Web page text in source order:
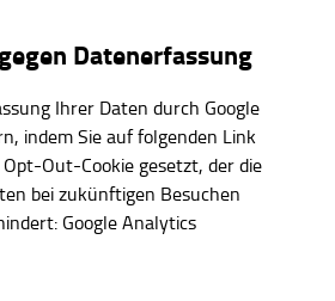
Datenerfassung
Ihrer Daten durch Google
indem Sie auf folgenden Link
Out-Cookie gesetzt, der die
bei zukünftigen Besuchen
Google Analytics